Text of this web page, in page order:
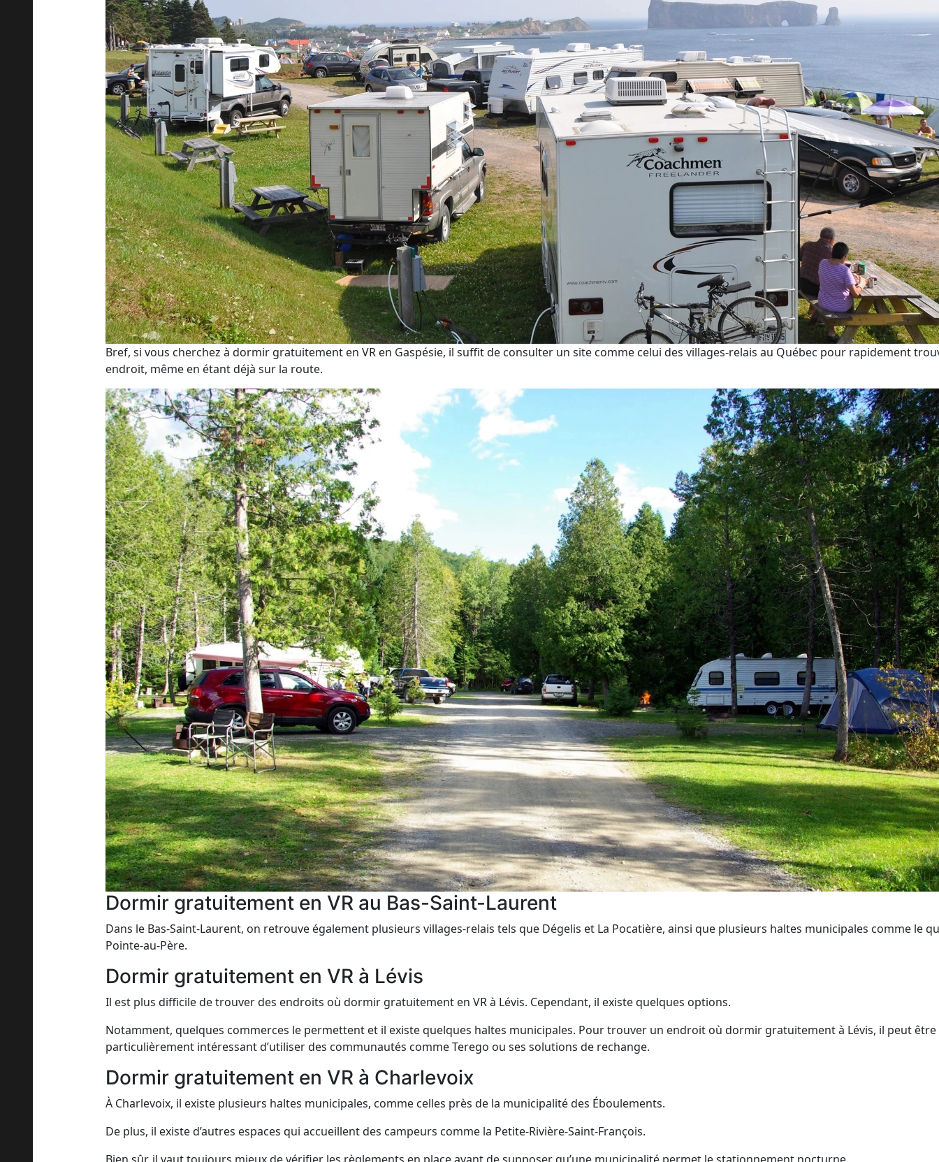
Bref, si vous cherchez à dormir gratuitement en VR en Gaspésie, il suffit de consulter un site comme celui des villages-relais au Québec pour rapidement
endroit, même en étant déjà sur la route.
Dormir gratuitement en VR au Bas-Saint-Laurent
Dans le Bas-Saint-Laurent, on retrouve également plusieurs villages-relais tels que Dégelis et La Pocatière, ainsi que plusieurs haltes municipales comme le
Pointe-au-Père.
Dormir gratuitement en VR à Lévis
Il est plus difficile de trouver des endroits où dormir gratuitement en VR à Lévis. Cependant, il existe quelques options.
Notamment, quelques commerces le permettent et il existe quelques haltes municipales. Pour trouver un endroit où dormir gratuitement à Lévis, il peut être
particulièrement intéressant d’utiliser des communautés comme Terego ou ses solutions de rechange.
Dormir gratuitement en VR à Charlevoix
À Charlevoix, il existe plusieurs haltes municipales, comme celles près de la municipalité des Éboulements.
De plus, il existe d’autres espaces qui accueillent des campeurs comme la Petite-Rivière-Saint-François.